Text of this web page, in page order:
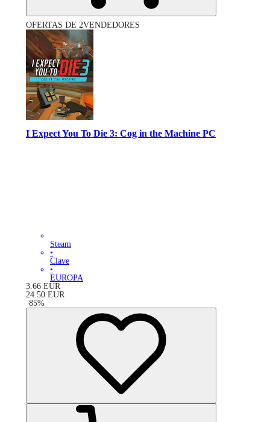
OFERTAS DE 2VENDEDORES
I Expect You To Die 3: Cog in the Machine PC
Steam
•
Clave
•
EUROPA
3.66 EUR
24.50 EUR
-85%